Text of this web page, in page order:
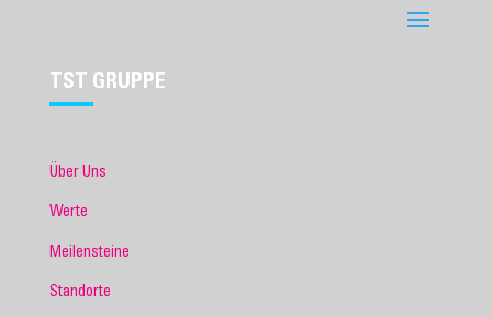
TST GRUPPE
Über Uns
Werte
Meilensteine
Standorte